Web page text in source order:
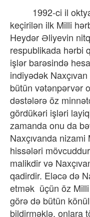
1992-ci il
keçirilən ilk Milli
Heydər Əliyevin
respublikada hərbi
işlər barəsində
indiyədək
bütün vətənpərvər
dəstələrə öz
gördükəri işləri
zamanda onu da
Naxçıvanda
hissələri
malikdir və
qadirdir. Eləcə də
etmək üçün öz
görə də bütün
bildirməklə, onlara